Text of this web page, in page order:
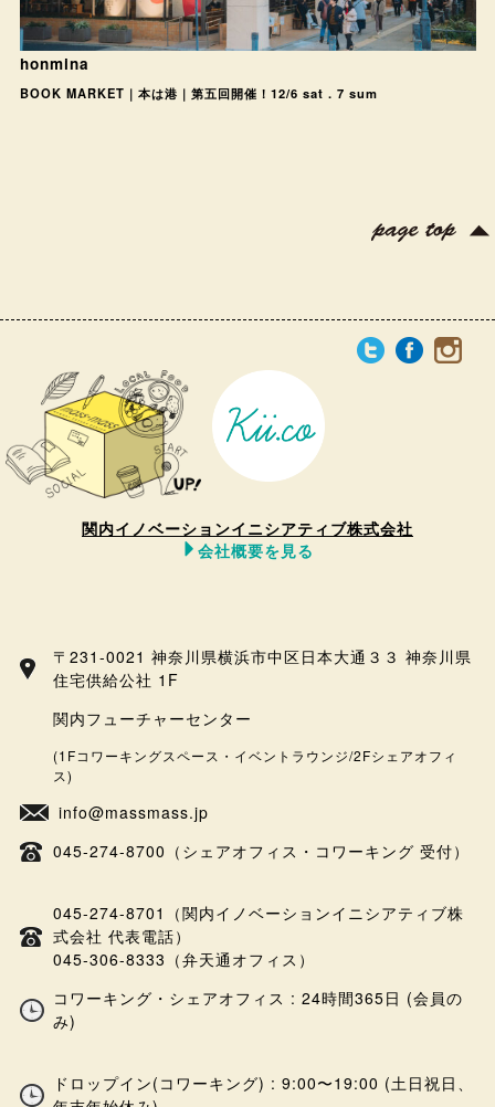
honmina
BOOK MARKET｜本は港｜第五回開催！12/6 sat . 7 sum
関内イノベーションイニシアティブ株式会社
会社概要を見る
〒231-0021 神奈川県横浜市中区日本大通３３ 神奈川県
住宅供給公社 1F
関内フューチャーセンター
(1Fコワーキングスペース・イベントラウンジ/2Fシェアオフィ
ス)
info@massmass.jp
045-274-8700（シェアオフィス・コワーキング 受付）
045-274-8701（関内イノベーションイニシアティブ株
式会社 代表電話）
045-306-8333（弁天通オフィス）
コワーキング・シェアオフィス : 24時間365日 (会員の
み)
ドロップイン(コワーキング) : 9:00〜19:00 (土日祝日、